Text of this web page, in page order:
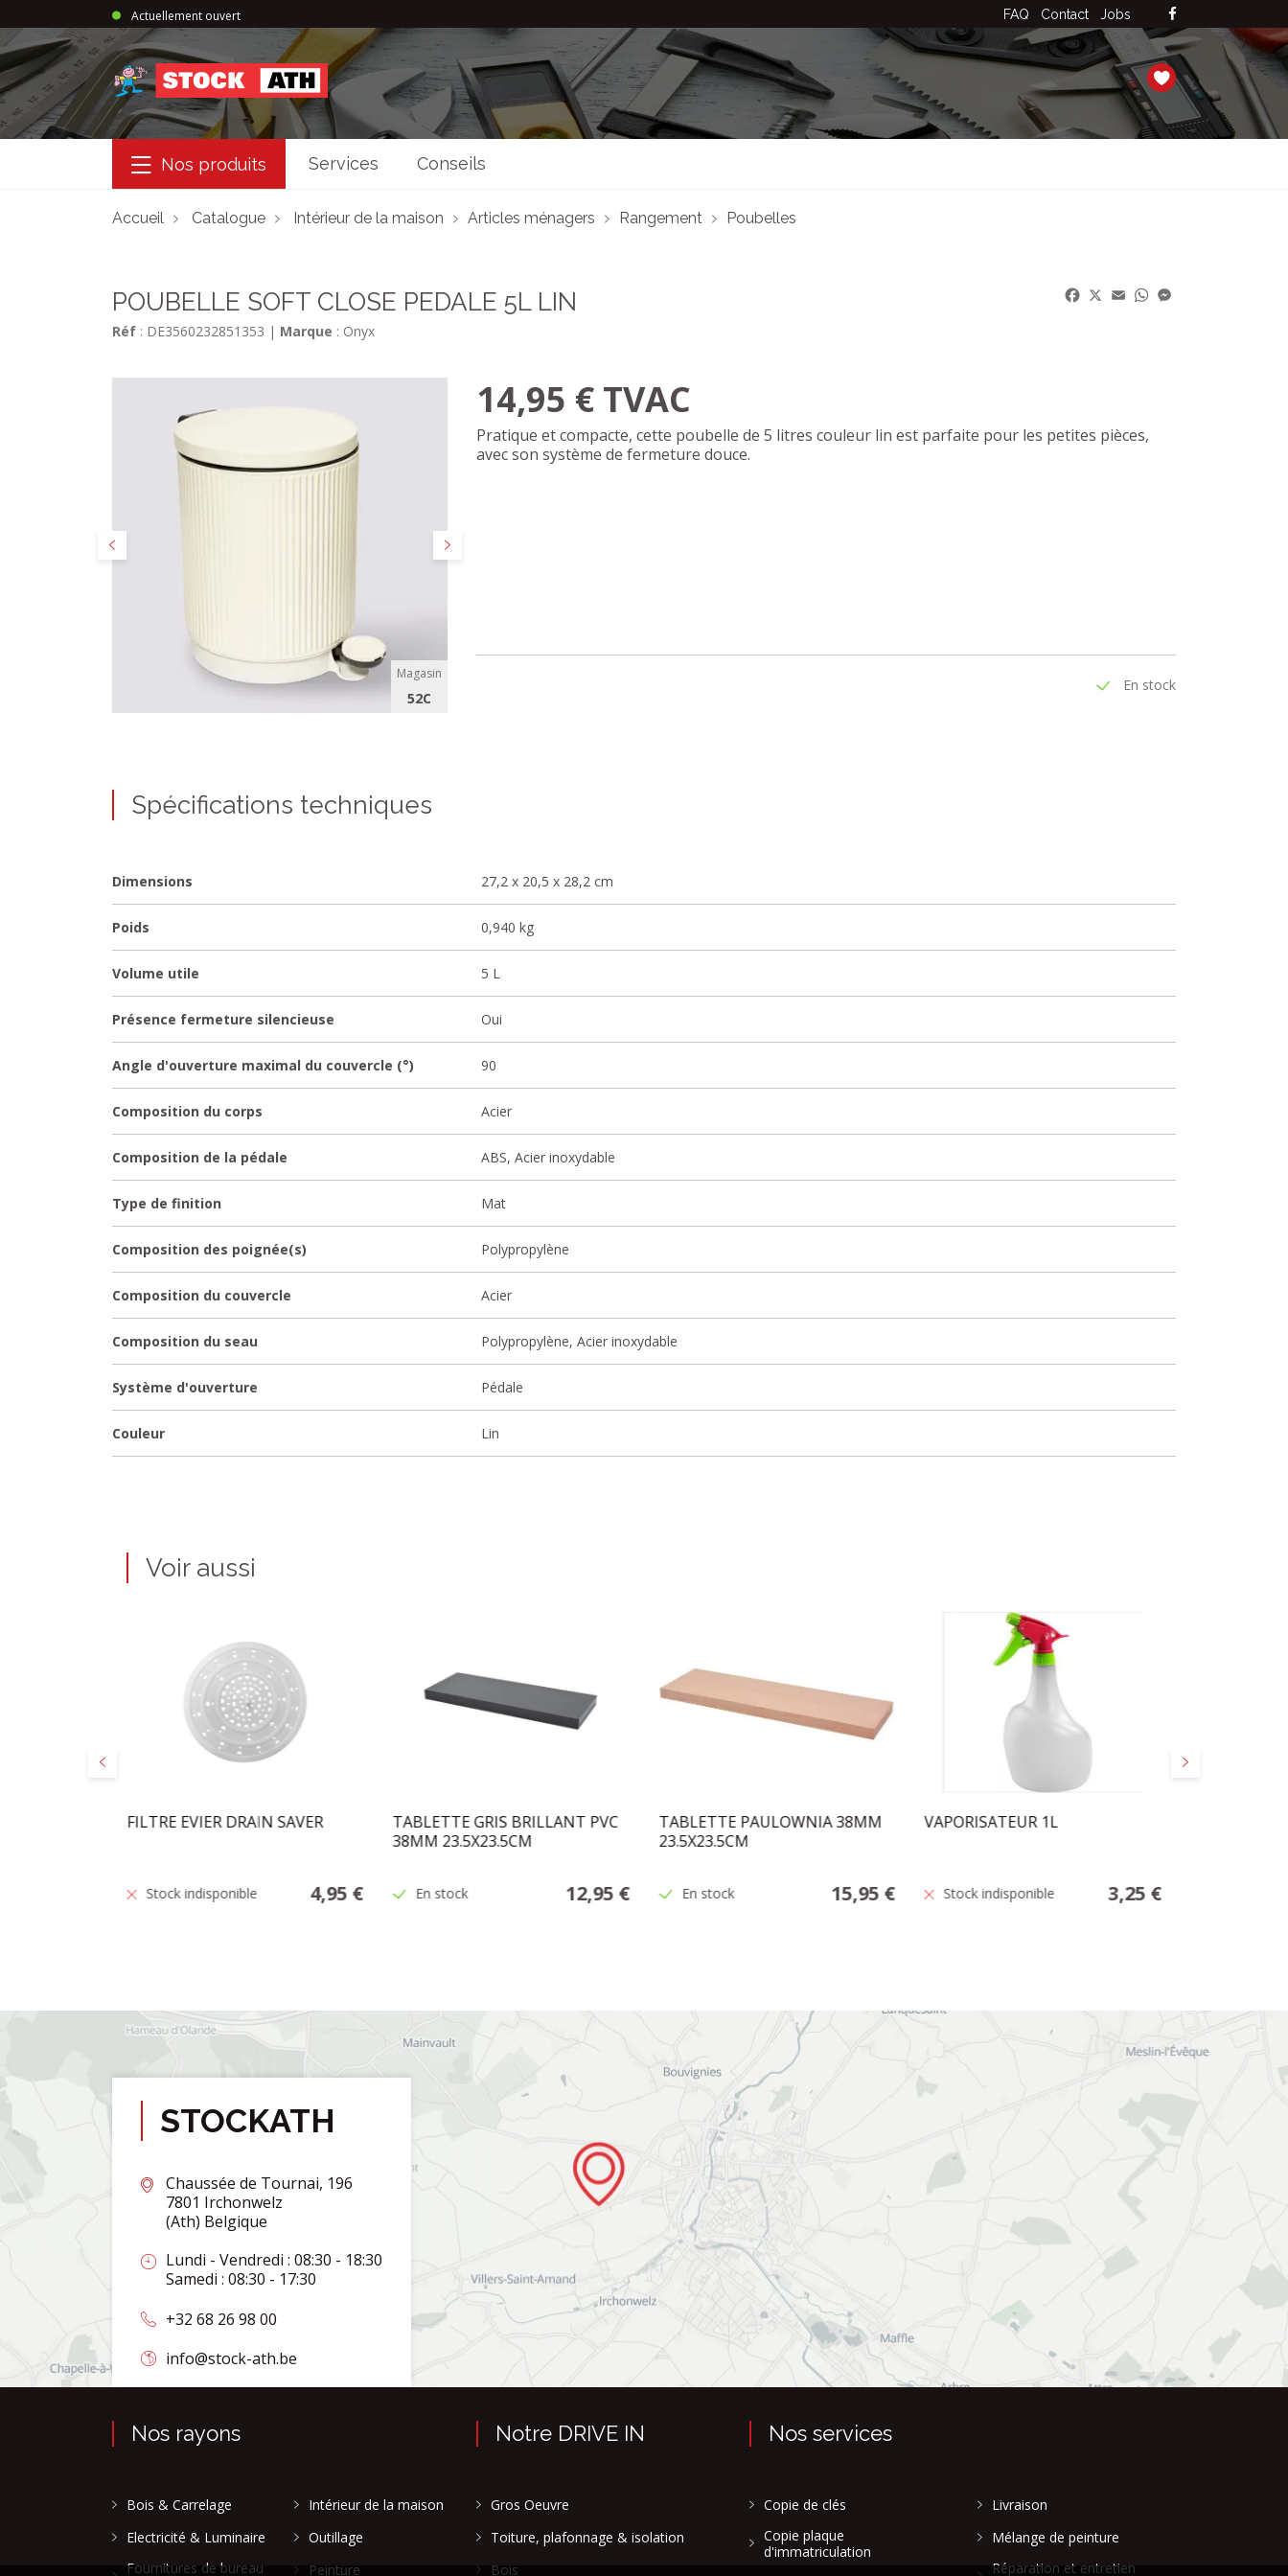
Actuellement ouvert FAQ Contact Jobs
StockAth
Nos produits Services Conseils
Accueil Catalogue Intérieur de la maison Articles ménagers Rangement Poubelles
POUBELLE SOFT CLOSE PEDALE 5L LIN
Réf : DE3560232851353 | Marque : Onyx
Facebook
X EmailWhatsApp
Précédent Suivant
Magasin
52C
14,95 € TVAC
Pratique et compacte, cette poubelle de 5 litres couleur lin est parfaite pour les petites pièces,
avec son système de fermeture douce.
En stock
Spécifications techniques
Dimensions 27,2 x 20,5 x 28,2 cm
Poids 0,940 kg
Volume utile 5 L
Présence fermeture silencieuse Oui
Angle d'ouverture maximal du couvercle (°) 90
Composition du corps Acier
Composition de la pédale ABS, Acier inoxydable
Type de finition Mat
Composition des poignée(s) Polypropylène
Composition du couvercle Acier
Composition du seau Polypropylène, Acier inoxydable
Système d'ouverture Pédale
Couleur Lin
Voir aussi
Suivant
FILTRE EVIER DRAIN SAVER
Stock indisponible 4,95 €
TABLETTE GRIS BRILLANT PVC
38MM 23.5X23.5CM
En stock 12,95 €
TABLETTE PAULOWNIA 38MM
23.5X23.5CM
En stock 15,95 €
VAPORISATEUR 1L
Stock indisponible 3,25 €
STOCKATH
Chaussée de Tournai, 196
7801 Irchonwelz
(Ath) Belgique
Lundi - Vendredi : 08:30 - 18:30
Samedi : 08:30 - 17:30
+32 68 26 98 00
info@stock-ath.be
Nos rayons
Bois & Carrelage
Electricité & Luminaire
Fournitures de bureau
Intérieur de la maison
Outillage
Peinture
Notre DRIVE IN
Gros Oeuvre
Toiture, plafonnage & isolation
Bois
Nos services
Copie de clés
Copie plaque
d'immatriculation
Livraison
Mélange de peinture
Réparation et entretien